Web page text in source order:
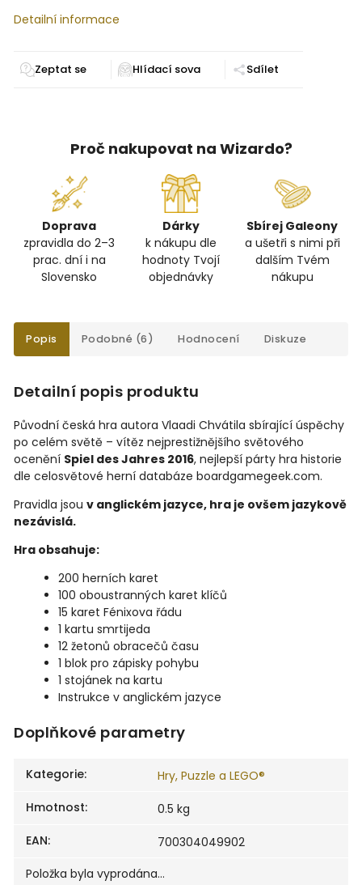
Detailní informace
Zeptat se Sdílet
Proč nakupovat na Wizardo?
Doprava
zpravidla do 2–3
prac. dní i na
Slovensko
Dárky
k nákupu dle
hodnoty Tvojí
objednávky
Sbírej Galeony
a ušetři s nimi při
dalším Tvém
nákupu
Popis Podobné (6) Hodnocení Diskuze
Detailní popis produktu
Původní česká hra autora Vlaadi Chvátila sbírající úspěchy
po celém světě – vítěz nejprestižnějšího světového
ocenění Spiel des Jahres 2016, nejlepší párty hra historie
dle celosvětové herní databáze boardgamegeek.com.
Pravidla jsou v anglickém jazyce, hra je ovšem jazykově
nezávislá.
Hra obsahuje:
200 herních karet
100 oboustranných karet klíčů
15 karet Fénixova řádu
1 kartu smrtijeda
12 žetonů obracečů času
1 blok pro zápisky pohybu
1 stojánek na kartu
Instrukce v anglickém jazyce
Doplňkové parametry
Kategorie:
Hry, Puzzle a LEGO®
Hmotnost:
0.5 kg
EAN:
700304049902
Položka byla vyprodána…